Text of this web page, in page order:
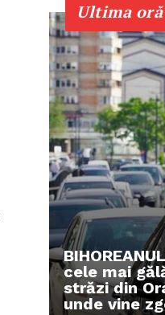
Ultima oră
cele mai
străzi din
unde vine